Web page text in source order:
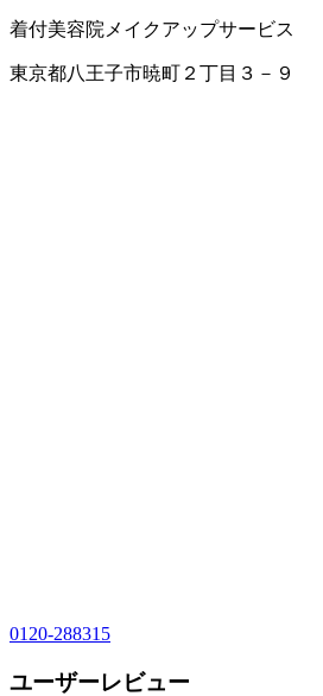
着付美容院 メイクアップサービス
東京都八王子市暁町２丁目３－９
0120-288315
ユーザーレビュー